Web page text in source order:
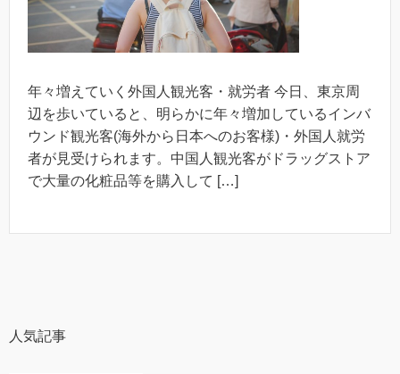
年々増えていく外国人観光客・就労者 今日、東京周
辺を歩いていると、明らかに年々増加しているインバ
ウンド観光客(海外から日本へのお客様)・外国人就労
者が見受けられます。中国人観光客がドラッグストア
で大量の化粧品等を購入して […]
人気記事